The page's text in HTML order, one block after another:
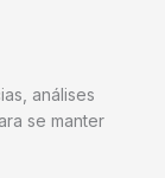
análises
se manter